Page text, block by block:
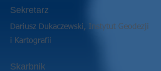
Sekretarz
Dariusz Dukaczewski, Instytut Geodezji
i Kartografii
Skarbnik